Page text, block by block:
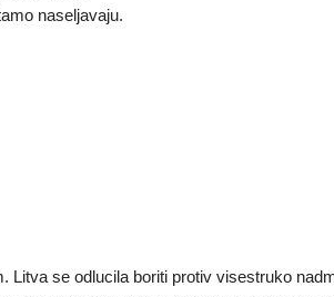
naseljavaju.
Litva se odlucila boriti protiv visestruko